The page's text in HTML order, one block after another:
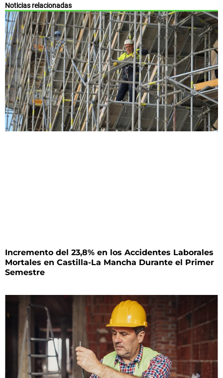
Noticias relacionadas
Incremento del 23,8% en los Accidentes Laborales
Mortales en Castilla-La Mancha Durante el Primer
Semestre